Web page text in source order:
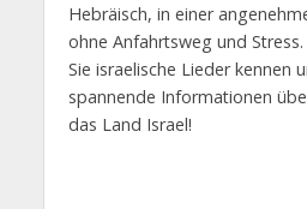
Hebräisch, in einer
ohne Anfahrtsweg und
Sie israelische Lieder kennen
spannende Informationen
das Land Israel!